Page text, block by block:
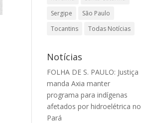
Sergipe
São Paulo
Tocantins
Todas Notícias
Notícias
FOLHA DE S. PAULO: Justiça
manda Axia manter
programa para indígenas
afetados por hidroelétrica no
Pará